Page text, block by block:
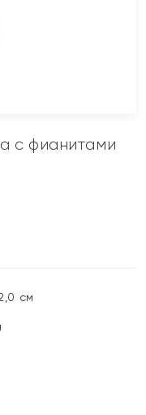
с фианитами
см